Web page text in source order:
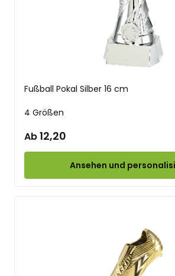
Fußball Pokal Silber 16 cm
4 Größen
Ab12,20
Ansehen und